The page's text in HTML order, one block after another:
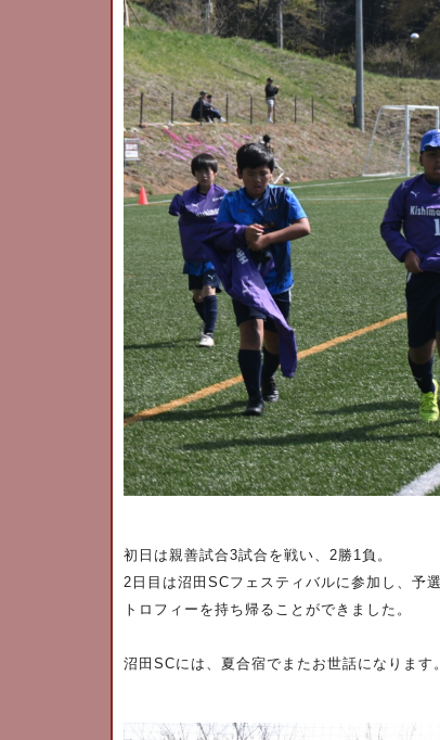
初日は親善試合3試合を戦い、 2勝1負。
2 日目は沼田 SCフェスティバルに参加し、予
トロフィーを持ち帰ることができました。
沼田 SCには、夏合宿でまたお世話になります